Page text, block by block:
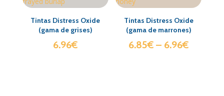
Tintas Distress Oxide
(gama de grises)
6.96€
Tintas Distress Oxide
(gama de marrones)
6.85€ – 6.96€